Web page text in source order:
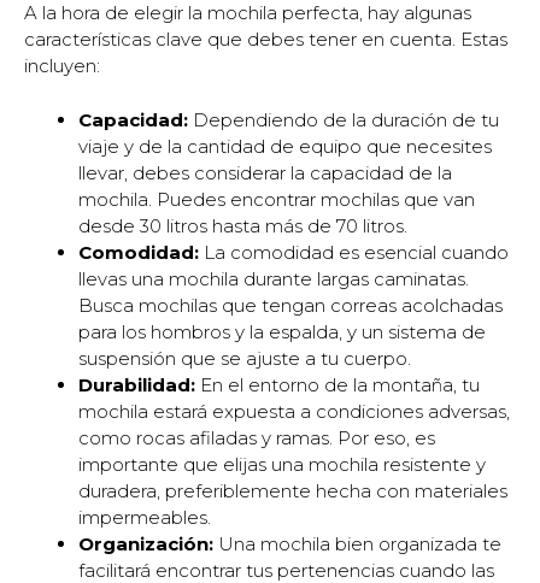
A la hora de elegir la mochila perfecta, hay algunas
características clave que debes tener en cuenta. Estas
incluyen:
Capacidad: Dependiendo de la duración de tu
viaje y de la cantidad de equipo que necesites
llevar, debes considerar la capacidad de la
mochila. Puedes encontrar mochilas que van
desde 30 litros hasta más de 70 litros.
Comodidad: La comodidad es esencial cuando
llevas una mochila durante largas caminatas.
Busca mochilas que tengan correas acolchadas
para los hombros y la espalda, y un sistema de
suspensión que se ajuste a tu cuerpo.
Durabilidad: En el entorno de la montaña, tu
mochila estará expuesta a condiciones adversas,
como rocas afiladas y ramas. Por eso, es
importante que elijas una mochila resistente y
duradera, preferiblemente hecha con materiales
impermeables.
Organización: Una mochila bien organizada te
facilitará encontrar tus pertenencias cuando las